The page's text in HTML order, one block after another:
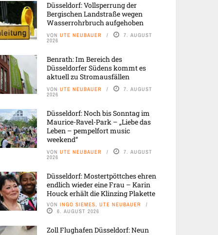
Düsseldorf: Vollsperrung der
Bergischen Landstraße wegen
Wasserrohrbruch aufgehoben
VON UTE NEUBAUER 7. AUGUST
2026
Benrath: Im Bereich des
Düsseldorfer Südens kommt es
aktuell zu Stromausfällen
VON UTE NEUBAUER 7. AUGUST
2026
Düsseldorf: Noch bis Sonntag im
Maurice-Ravel-Park – „Liebe das
Leben – pempelfort music
weekend“
VON UTE NEUBAUER 7. AUGUST
2026
Düsseldorf: Mostertpöttches ehren
endlich wieder eine Frau – Karin
Houck erhält die Klinzing Plakette
VON INGO SIEMES, UTE NEUBAUER
6. AUGUST 2026
Zoll Flughafen Düsseldorf: Neun